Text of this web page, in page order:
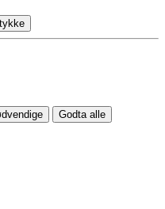
Godta alle